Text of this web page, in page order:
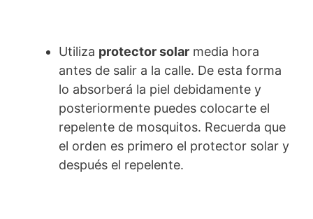
Utiliza protector solar media hora
antes de salir a la calle. De esta forma
lo absorberá la piel debidamente y
posteriormente puedes colocarte el
repelente de mosquitos. Recuerda que
el orden es primero el protector solar y
después el repelente.